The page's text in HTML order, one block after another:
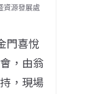
資源發展處
門喜悅
，由翁
，現場